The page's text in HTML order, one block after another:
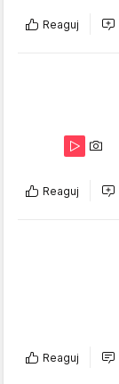
Reaguj
Reaguj
Reaguj